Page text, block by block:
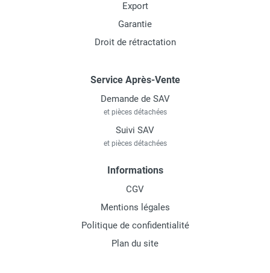
Export
Garantie
Droit de rétractation
Service Après-Vente
Demande de SAV
et pièces détachées
Suivi SAV
et pièces détachées
Informations
CGV
Mentions légales
Politique de confidentialité
Plan du site